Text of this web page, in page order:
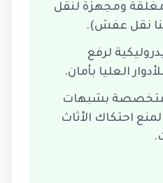
ومجهزة لنقل
نقل عفش).
لرفع
العليا بأمان.
متخصصة بشبهات
احتكاك الأثاث